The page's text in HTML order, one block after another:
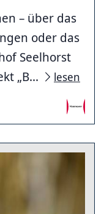
– über das
oder das
Seelhorst
„B...
lesen